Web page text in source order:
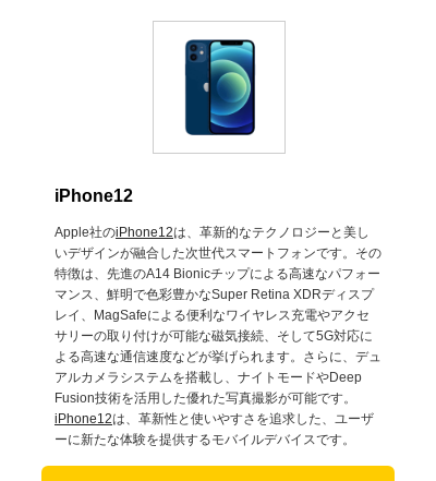
iPhone12
Apple社のiPhone12は、革新的なテクノロジーと美し
いデザインが融合した次世代スマートフォンです。その
特徴は、先進のA14 Bionicチップによる高速なパフォー
マンス、鮮明で色彩豊かなSuper Retina XDRディスプ
レイ、MagSafeによる便利なワイヤレス充電やアクセ
サリーの取り付けが可能な磁気接続、そして5G対応に
よる高速な通信速度などが挙げられます。さらに、デュ
アルカメラシステムを搭載し、ナイトモードやDeep
Fusion技術を活用した優れた写真撮影が可能です。
iPhone12は、革新性と使いやすさを追求した、ユーザ
ーに新たな体験を提供するモバイルデバイスです。